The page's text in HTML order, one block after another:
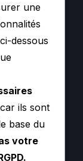
une
dessous
ils sont
base du
votre